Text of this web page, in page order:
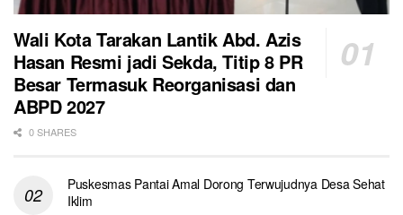
Wali Kota Tarakan Lantik Abd. Azis
Hasan Resmi jadi Sekda, Titip 8 PR
Besar Termasuk Reorganisasi dan
ABPD 2027
0 SHARES
Puskesmas Pantai Amal Dorong Terwujudnya Desa Sehat
Iklim